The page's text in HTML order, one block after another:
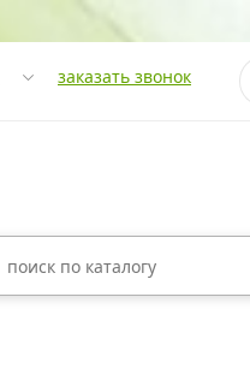
заказать звонок